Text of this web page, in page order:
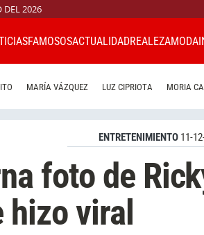
DEL 2026
FAMOSOSACTUALIDADREALEZAMODA
MARÍA VÁZQUEZ LUZ CIPRIOTA MORIA
ENTRETENIMIENTO 11-
foto de
hizo viral